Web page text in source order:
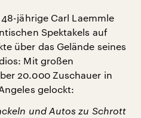
jährige Carl Laemmle
Spektakels auf
über das Gelände seines
Mit großen
20.000 Zuschauer in
gelockt:
und Autos zu Schrott